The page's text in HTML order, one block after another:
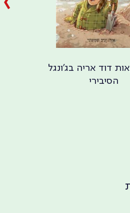
דוד אריה בג'ונגל
הסיבירי